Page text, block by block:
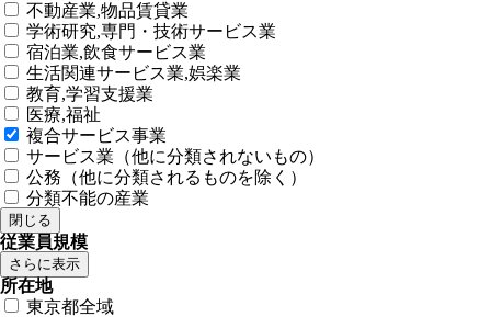
不動産業,物品賃貸業
学術研究,専門・技術サービス業
宿泊業,飲食サービス業
生活関連サービス業,娯楽業
教育,学習支援業
医療,福祉
複合サービス事業
サービス業（他に分類されないもの）
公務（他に分類されるものを除く）
分類不能の産業
閉じる
従業員規模
さらに表示
所在地
東京都全域